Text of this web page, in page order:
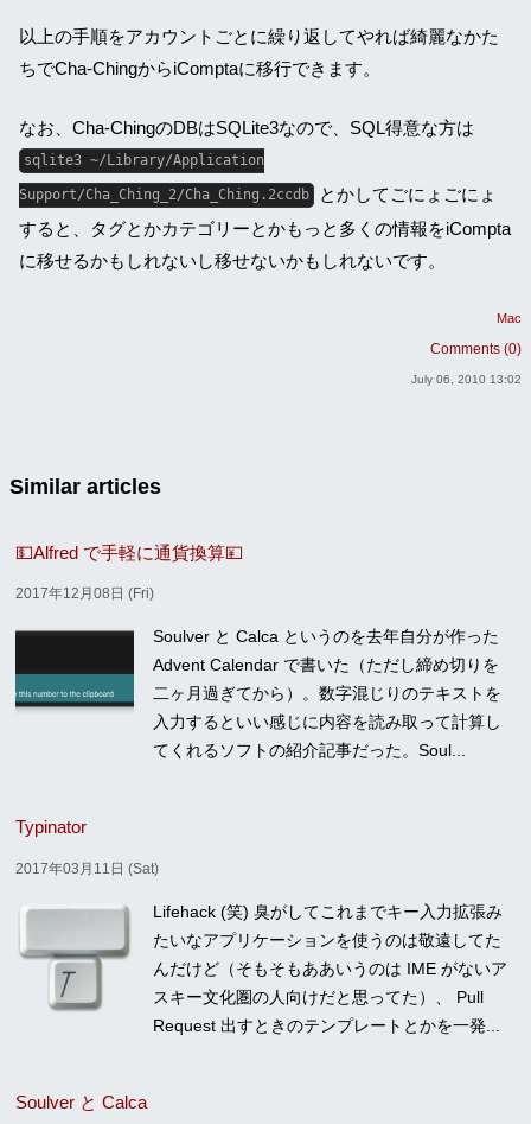
以上の手順をアカウントごとに繰り返してやれば綺麗なかた
ちでCha-ChingからiComptaに移行できます。
なお、Cha-ChingのDBはSQLite3なので、SQL得意な方は
sqlite3 ~/Library/Application
Support/Cha_Ching_2/Cha_Ching.2ccdb
とかしてごにょごにょ
すると、タグとかカテゴリーとかもっと多くの情報をiCompta
に移せるかもしれないし移せないかもしれないです。
Mac
Comments (0)
July 06, 2010 13:02
Similar articles
💵Alfred で手軽に通貨換算💴
2017年12月08日 (Fri)
Soulver と Calca というのを去年自分が作った
Advent Calendar で書いた（ただし締め切りを
二ヶ月過ぎてから）。数字混じりのテキストを
入力するといい感じに内容を読み取って計算し
てくれるソフトの紹介記事だった。Soul...
Typinator
2017年03月11日 (Sat)
Lifehack (笑) 臭がしてこれまでキー入力拡張み
たいなアプリケーションを使うのは敬遠してた
んだけど（そもそもああいうのは IME がないア
スキー文化圏の人向けだと思ってた）、 Pull
Request 出すときのテンプレートとかを一発...
Soulver と Calca